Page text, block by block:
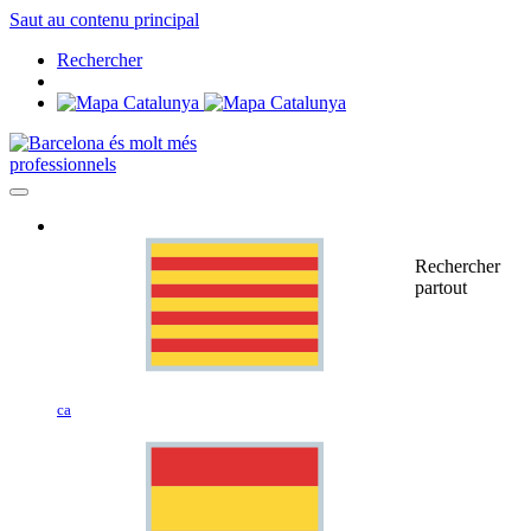
Saut au contenu principal
Rechercher
professionnels
ca
Rechercher
partout